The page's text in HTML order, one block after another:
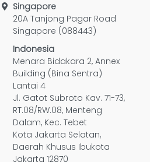
Singapore
20A Tanjong Pagar Road
Singapore (088443)
Indonesia
Menara Bidakara 2, Annex
Building (Bina Sentra)
Lantai 4
Jl. Gatot Subroto Kav. 71-73,
RT.08/RW.08, Menteng
Dalam, Kec. Tebet
Kota Jakarta Selatan,
Daerah Khusus Ibukota
Jakarta 12870